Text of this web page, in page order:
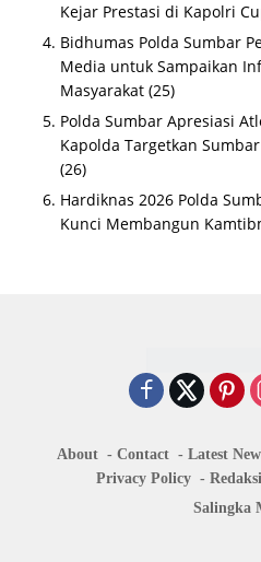
Kejar Prestasi di Kapolri
Bidhumas Polda Sumbar
Media untuk Sampaikan
Masyarakat (25)
Polda Sumbar Apresiasi
Kapolda Targetkan
(26)
Hardiknas 2026 Polda
Kunci Membangun
About Contact Latest
Privacy Policy
Redaksi
Salingka